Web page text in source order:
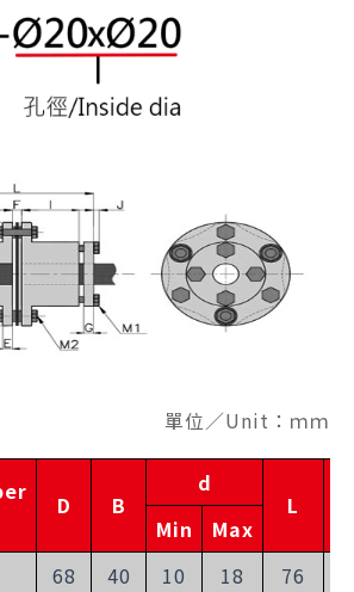
單位／Unit：ｍｍ
D B
d
L
Min
Max
68 40 10 18 76